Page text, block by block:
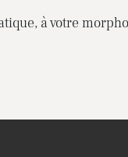
à votre